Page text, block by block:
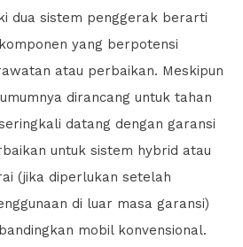
dua sistem penggerak berarti
yang berpotensi
atau perbaikan. Meskipun
dirancang untuk tahan
datang dengan garansi
untuk sistem hybrid atau
(jika diperlukan setelah
di luar masa garansi)
mobil konvensional.